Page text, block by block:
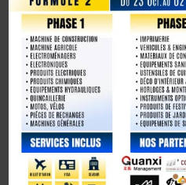
Lecteur
vidéo